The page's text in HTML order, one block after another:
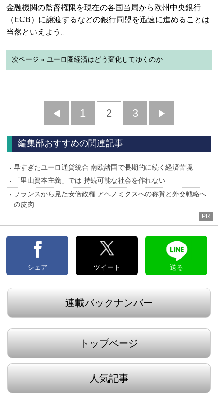
金融機関の監督権限を現在の各国当局から欧州中央銀行
（ECB）に譲渡するなどの銀行同盟を迅速に進めることは
当然といえよう。
次ページ » ユーロ圏経済はどう変化してゆくのか
前
へ
1 2 3
へ
編集部おすすめの関連記事
早すぎたユーロ通貨統合 南欧諸国で長期的に続く経済苦境
「里山資本主義」では 持続可能な社会を作れない
フランスから見た安倍政権 アベノミクスへの称賛と外交戦略へ
の皮肉
PR
シェア ツイート 送る
連載バックナンバー
トップページ
人気記事